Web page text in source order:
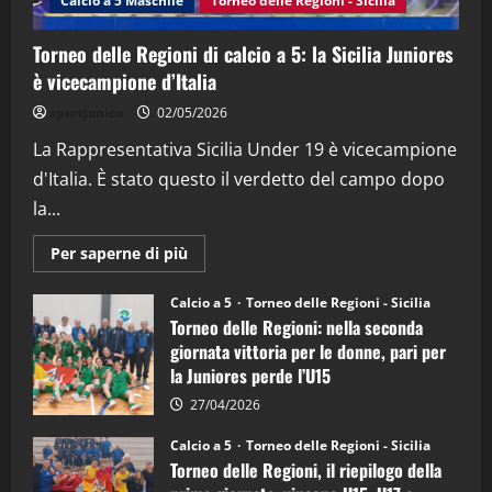
4 15/04/2026
"SportEmpire" in Podcast
“SportEmpire” in Podcast: 26^ Puntata
08/04/2026
Torneo delle Regioni di calcio a 5: la Sicilia Juniores
è vicecampione d’Italia
02/05/2026
La Rappresentativa Sicilia Under 19 è vicecampione
d'Italia. È stato questo il verdetto del campo dopo
la...
Per saperne di più
informazioni
Torneo
delle
Regioni
di
calcio
a
5:
la
Juniores
è
vicecampione
d’Italia
Calcio a 5 Torneo delle Regioni - Sicilia
Torneo delle Regioni: nella seconda
giornata vittoria per le donne, pari per
la Juniores perde l’U15
27/04/2026
Calcio a 5 Torneo delle Regioni - Sicilia
Torneo delle Regioni, il riepilogo della